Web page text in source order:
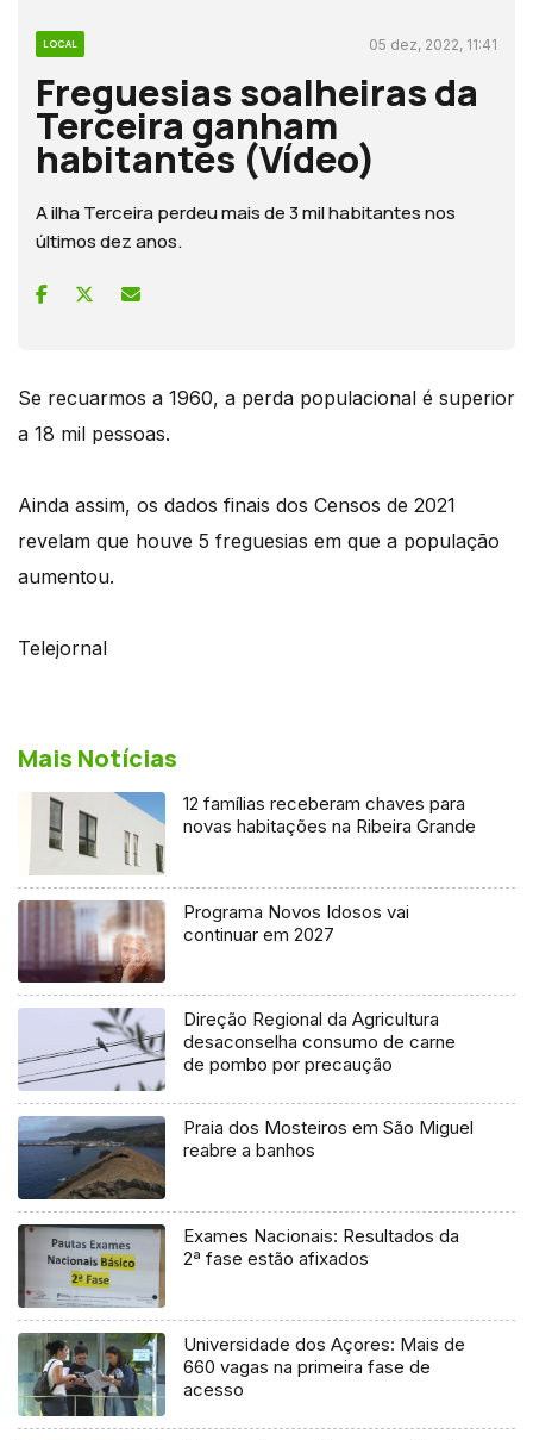
LOCAL 05 dez, 2022, 11:41
Freguesias soalheiras da
Terceira ganham
habitantes (Vídeo)
A ilha Terceira perdeu mais de 3 mil habitantes nos
últimos dez anos.
Se recuarmos a 1960, a perda populacional é superior
a 18 mil pessoas.
Ainda assim, os dados finais dos Censos de 2021
revelam que houve 5 freguesias em que a população
aumentou.
Telejornal
Mais Notícias
12 famílias receberam chaves para
novas habitações na Ribeira Grande
Programa Novos Idosos vai
continuar em 2027
Direção Regional da Agricultura
desaconselha consumo de carne
de pombo por precaução
Praia dos Mosteiros em São Miguel
reabre a banhos
Exames Nacionais: Resultados da
2ª fase estão afixados
Universidade dos Açores: Mais de
660 vagas na primeira fase de
acesso